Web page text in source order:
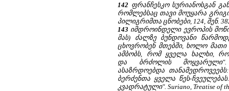
142 ფრანჩესკო სურიანოსგან
რომლებსაც თავი მოუყარა
პილიგრიმთა ცნობები, 124, შენ.
143 იმდროინდელი ევროპის
მას) ძალზე ბუნდოვანი
ცხოვრობენ მთებში, ხოლო
ამბობს, რომ ყველა ხალხი,
და ბრძოლის
ასაზრდოებდა
ბერძენთა ყველა წეს-
კვადრატული". Suriano, Treatise of